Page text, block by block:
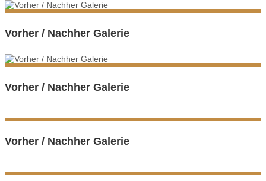
Vorher / Nachher Galerie
Vorher / Nachher Galerie
Vorher / Nachher Galerie